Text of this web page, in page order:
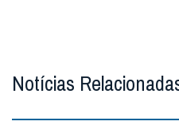
Notícias